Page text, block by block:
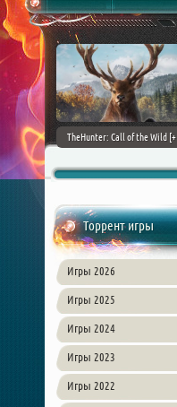
(2017)
TheHunter: Call of the Wild [+
Торрент игры
Игры 2026
Игры 2025
Игры 2024
Игры 2023
Игры 2022